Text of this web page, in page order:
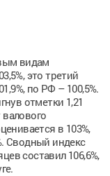
видам
это третий
по РФ – 100,5%.
отметки 1,21
в 103%,
Сводный индекс
составил 106,6%,